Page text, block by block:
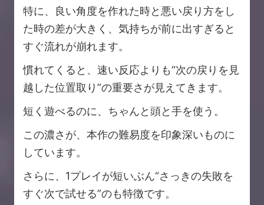
特に、良い角度を作れた時と悪い戻り方をし
た時の差が大きく、気持ちが前に出すぎると
すぐ流れが崩れます。
慣れてくると、速い反応よりも“次の戻りを見
越した位置取り”の重要さが見えてきます。
短く遊べるのに、ちゃんと頭と手を使う。
この濃さが、本作の難易度を印象深いものに
しています。
さらに、1プレイが短いぶん“さっきの失敗を
すぐ次で試せる”のも特徴です。